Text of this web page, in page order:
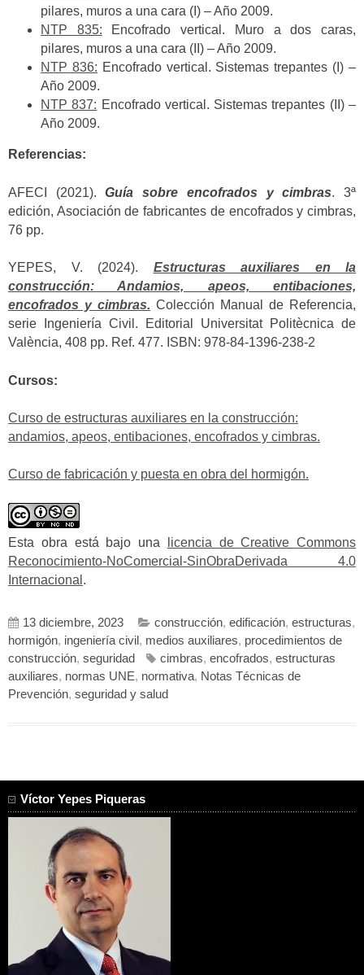
pilares, muros a una cara (I) – Año 2009.
NTP 835: Encofrado vertical. Muro a dos caras,
pilares, muros a una cara (II) – Año 2009.
NTP 836: Encofrado vertical. Sistemas trepantes (I) –
Año 2009.
NTP 837: Encofrado vertical. Sistemas trepantes (II) –
Año 2009.
Referencias:
AFECI (2021).Guía sobre encofrados y cimbras. 3ª
edición, Asociación de fabricantes de encofrados y cimbras,
76 pp.
YEPES, V. (2024). Estructuras auxiliares en la
construcción: Andamios, apeos, entibaciones,
encofrados y cimbras. Colección Manual de Referencia,
serie Ingeniería Civil. Editorial Universitat Politècnica de
València, 408 pp. Ref. 477. ISBN: 978-84-1396-238-2
Cursos:
Curso de estructuras auxiliares en la construcción:
andamios, apeos, entibaciones, encofrados y cimbras.
Curso de fabricación y puesta en obra del hormigón.
Esta obra está bajo una
licencia de Creative Commons
Reconocimiento-NoComercial-SinObraDerivada 4.0
Internacional .
13 diciembre, 2023 construcción, edificación, estructuras,
hormigón, ingeniería civil , medios auxiliares, procedimientos de
construcción, seguridad cimbras, encofrados, estructuras
auxiliares, normas UNE, normativa, Notas Técnicas de
Prevención, seguridad y salud
Víctor Yepes Piqueras